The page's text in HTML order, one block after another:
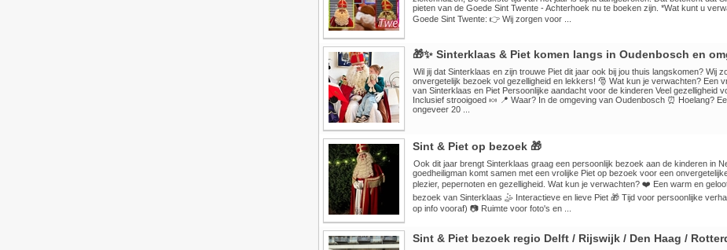
pieten van de Goede Sint Twente - Achterhoek nu te boeken zijn. *Wat kunt u
Goede Sint Twente: 👉 Wij zorgen voor ...
🎁✨ Sinterklaas & Piet komen langs in Oudenbosch en
Wil jij dat Sinterklaas en zijn trouwe Piet dit jaar ook bij jou thuis langskomen? Wij
onvergetelijk bezoek vol gezelligheid en lekkers! 🎅 Wat kun je verwachten? Een
van Sinterklaas en Piet Persoonlijke aandacht voor de kinderen Veel gezelligheid
Inclusief strooigoed 🍬 📍 Waar? In de omgeving van Oudenbosch ⏰ Hoelang?
ongeveer 20 ...
Sint & Piet op bezoek 🎁
Ook dit jaar brengt Sinterklaas graag een persoonlijk bezoek aan de kinderen in
goedheiligman komt samen met een vrolijke Piet op bezoek voor een
plezier, pepernoten en gezelligheid. Wat kun je verwachten? ❤️ Een warm en
bezoek van Sinterklaas 🤹 Interactieve en lieve Piet 🎁 Tijd voor persoonlijke
op info vooraf) 📷 Ruimte voor foto's en ...
Sint & Piet bezoek regio Delft / Rijswijk / Den Haag /